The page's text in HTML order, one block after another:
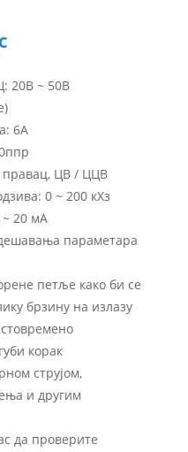
20В ~ 50В
6А
правац, ЦВ / ЦЦВ
0 ~ 200 кХз
~ 20 мА
параметара
петље како би се
брзину на излазу
корак
струјом,
и другим
да проверите